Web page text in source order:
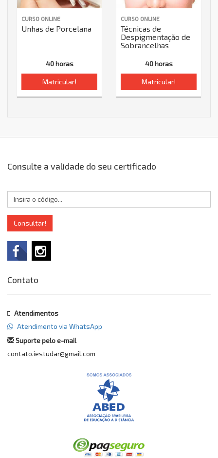
CURSO ONLINE
Unhas de Porcelana
40 horas
Matricular!
CURSO ONLINE
Técnicas de
Despigmentação de
Sobrancelhas
40 horas
Matricular!
Consulte a validade do seu certificado
Consultar!
Contato
Atendimentos
Atendimento via WhatsApp
Suporte pelo e-mail
contato.iestudar@gmail.com